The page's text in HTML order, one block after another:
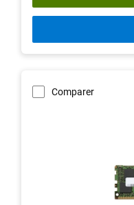
Comparer